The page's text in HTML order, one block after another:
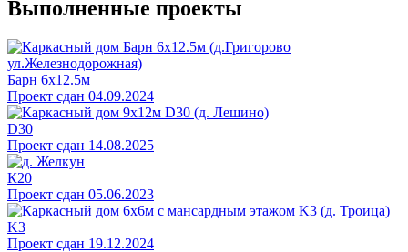
Выполненные проекты
Барн 6х12.5м
Проект сдан 04.09.2024
D30
Проект сдан 14.08.2025
К20
Проект сдан 05.06.2023
K3
Проект сдан 19.12.2024